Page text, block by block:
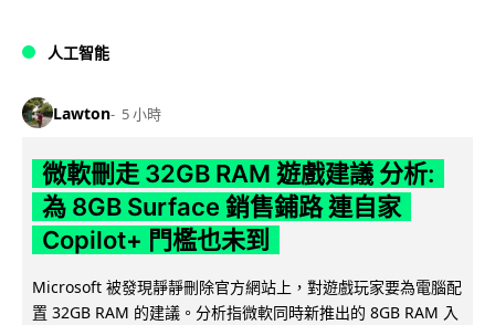
人工智能
Lawton 5 小時
微軟刪走 32GB RAM 遊戲建議 分析:
為 8GB Surface 銷售鋪路 連自家
Copilot+ 門檻也未到
Microsoft 被發現靜靜刪除官方網站上，對遊戲玩家要為電腦配
置 32GB RAM 的建議。分析指微軟同時新推出的 8GB RAM 入